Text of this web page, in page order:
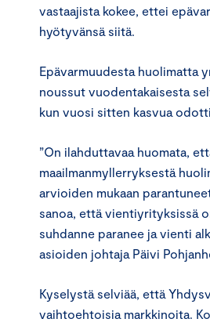
vastaajista kokee, ettei
hyötyvänsä siitä.
Epävarmuudesta huolimatta
noussut vuodentakaisesta
kun vuosi sitten kasvua
”On ilahduttavaa huomata,
maailmanmyllerryksestä
arvioiden mukaan
sanoa, että vientiyrityksissä
suhdanne paranee ja vienti
asioiden johtaja Päivi
Kyselystä selviää, että
vaihtoehtoisia markkinoita.